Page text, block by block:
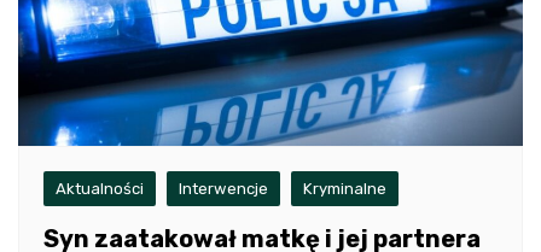
Aktualności Interwencje Kryminalne
Syn zaatakował matkę i jej partnera